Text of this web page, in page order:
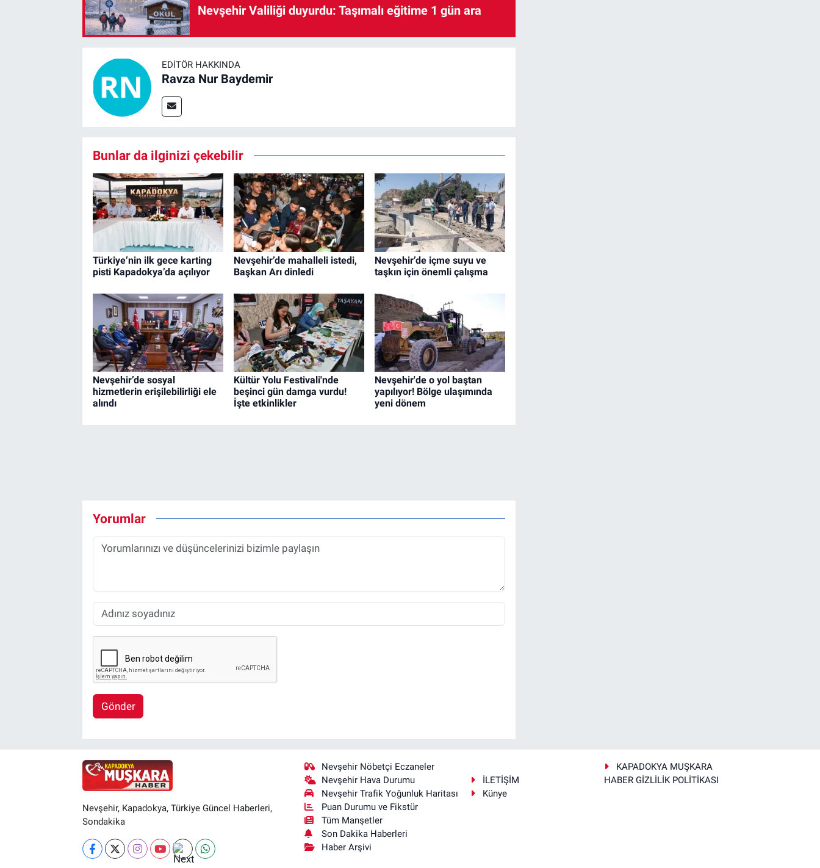
Nevşehir Valiliği duyurdu: Taşımalı eğitime 1 gün ara
EDITÖR HAKKINDA
Ravza Nur Baydemir
Bunlar da ilginizi çekebilir
Türkiye’nin ilk gece karting
pisti Kapadokya’da açılıyor
Nevşehir’de mahalleli istedi,
Başkan Arı dinledi
Nevşehir’de içme suyu ve
taşkın için önemli çalışma
Nevşehir’de sosyal
hizmetlerin erişilebilirliği ele
alındı
Kültür Yolu Festivali'nde
beşinci gün damga vurdu!
İşte etkinlikler
Nevşehir'de o yol baştan
yapılıyor! Bölge ulaşımında
yeni dönem
Yorumlar
Gönder
Nevşehir, Kapadokya, Türkiye Güncel Haberleri,
Sondakika
Nevşehir Nöbetçi Eczaneler
Nevşehir Hava Durumu
Nevşehir Trafik Yoğunluk Haritası
Puan Durumu ve Fikstür
Tüm Manşetler
Son Dakika Haberleri
Haber Arşivi
İLETİŞİM
KAPADOKYA MUŞKARA
HABER GİZLİLİK POLİTİKASI
Künye